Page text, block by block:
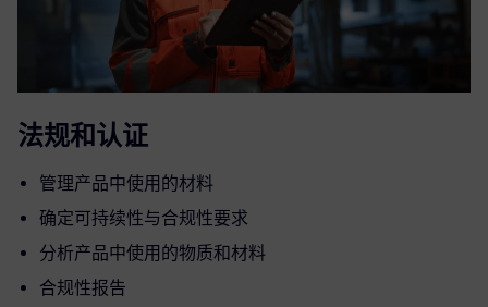
法规和认证
管理产品中使用的材料
确定可持续性与合规性要求
分析产品中使用的物质和材料
合规性报告